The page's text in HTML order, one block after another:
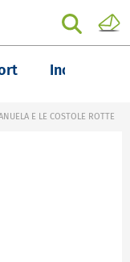
Inchieste
E LE COSTOLE ROTTE